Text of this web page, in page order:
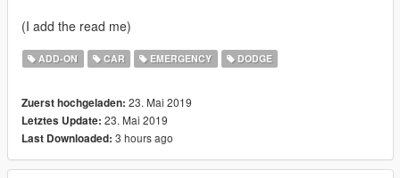
(I add the read me)
ADD-ON CAR EMERGENCY DODGE
Zuerst hochgeladen: 23. Mai 2019
Letztes Update: 23. Mai 2019
Last Downloaded: 3 hours ago